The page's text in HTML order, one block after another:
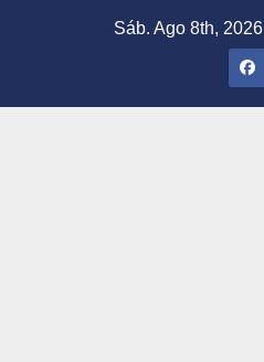
Sáb. Ago 8th, 2026